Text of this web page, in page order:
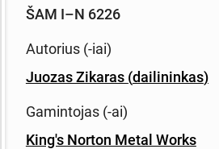
ŠAM I–N 6226
Autorius (-iai)
Juozas Zikaras (dailininkas)
Gamintojas (-ai)
King's Norton Metal Works